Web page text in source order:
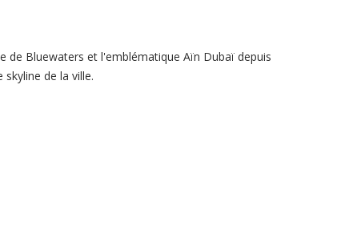
de Bluewaters et l'emblématique Aïn Dubaï depuis
de la ville.